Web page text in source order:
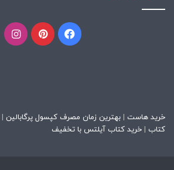
فیسبوک
خرید هاست | بهترین زمان مصرف کپسول پرگابالین |
کتاب | خرید کتاب آیلتس با تخفیف